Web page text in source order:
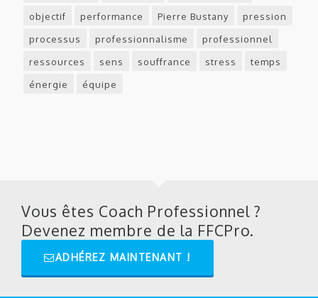
objectif
performance Pierre Bustany
pression
processus
professionnalisme
professionnel
ressources
sens souffrance stress
temps
énergie
équipe
Vous êtes Coach Professionnel ?
Devenez membre de la FFCPro.
ADHÉREZ MAINTENANT !